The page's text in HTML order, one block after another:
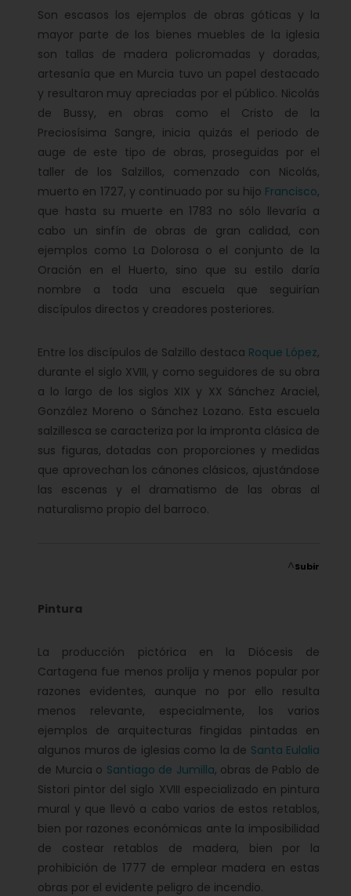
Son escasos los ejemplos de obras góticas y la
mayor parte de los bienes muebles de la iglesia
son tallas de madera policromadas y doradas,
artesanía que en Murcia tuvo un papel destacado
y resultaron muy apreciadas por el público. Nicolás
de Bussy, en obras como el Cristo de la
Preciosísima Sangre, inicia quizás el periodo de
auge de este tipo de obras, proseguidas por el
taller de los Salzillos, comenzado con Nicolás,
muerto en 1727, y continuado por su hijo Francisco,
que hasta su muerte en 1783 no sólo llevaría a
cabo un sinfín de obras de gran calidad, con
ejemplos como La Dolorosa o el conjunto de la
Oración en el Huerto, sino que su estilo daría
nombre a toda una escuela que seguirían
discípulos directos y creadores posteriores.
Entre los discípulos de Salzillo destaca Roque López,
durante el siglo XVIII, y como seguidores de su obra
a lo largo de los siglos XIX y XX Sánchez Araciel,
González Moreno o Sánchez Lozano. Esta escuela
salzillesca se caracteriza por la impronta clásica de
sus figuras, dotadas con proporciones y medidas
que aprovechan los cánones clásicos, ajustándose
las escenas y el dramatismo de las obras al
naturalismo propio del barroco.
^Subir
Pintura
La producción pictórica en la Diócesis de
Cartagena fue menos prolija y menos popular por
razones evidentes, aunque no por ello resulta
menos relevante, especialmente, los varios
ejemplos de arquitecturas fingidas pintadas en
algunos muros de iglesias como la de Santa Eulalia
de Murcia o Santiago de Jumilla, obras de Pablo de
Sistori pintor del siglo XVIII especializado en pintura
mural y que llevó a cabo varios de estos retablos,
bien por razones económicas ante la imposibilidad
de costear retablos de madera, bien por la
prohibición de 1777 de emplear madera en estas
obras por el evidente peligro de incendio.